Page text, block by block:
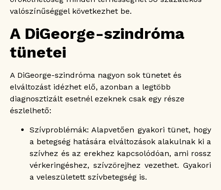
valószínűséggel következhet be.
A DiGeorge-szindróma
tünetei
A DiGeorge-szindróma nagyon sok tünetet és
elváltozást idézhet elő, azonban a legtöbb
diagnosztizált esetnél ezeknek csak egy része
észlelhető:
Szívproblémák: Alapvetően gyakori tünet, hogy
a betegség hatására elváltozások alakulnak ki a
szívhez és az erekhez kapcsolódóan, ami rossz
vérkeringéshez, szívzörejhez vezethet. Gyakori
a veleszületett szívbetegség is.